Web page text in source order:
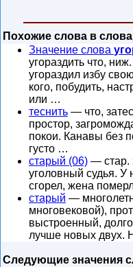
Похожие слова в
Значение слова
угораздить что,
угораздил избу
кого, побудить,
или …
теснить — что,
простор,
покои. Канавы без
густо …
старый (06) — стар.
уголовный судья. У
сгорел, жена
старый —
многовековой),
выстроенный,
лучше новых двух.
Следующие значения